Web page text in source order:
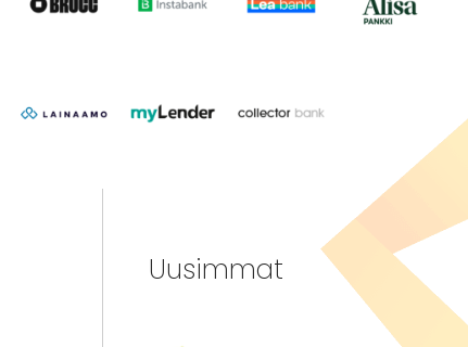
Uusimmat